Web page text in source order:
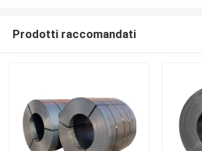
Prodotti raccomandati